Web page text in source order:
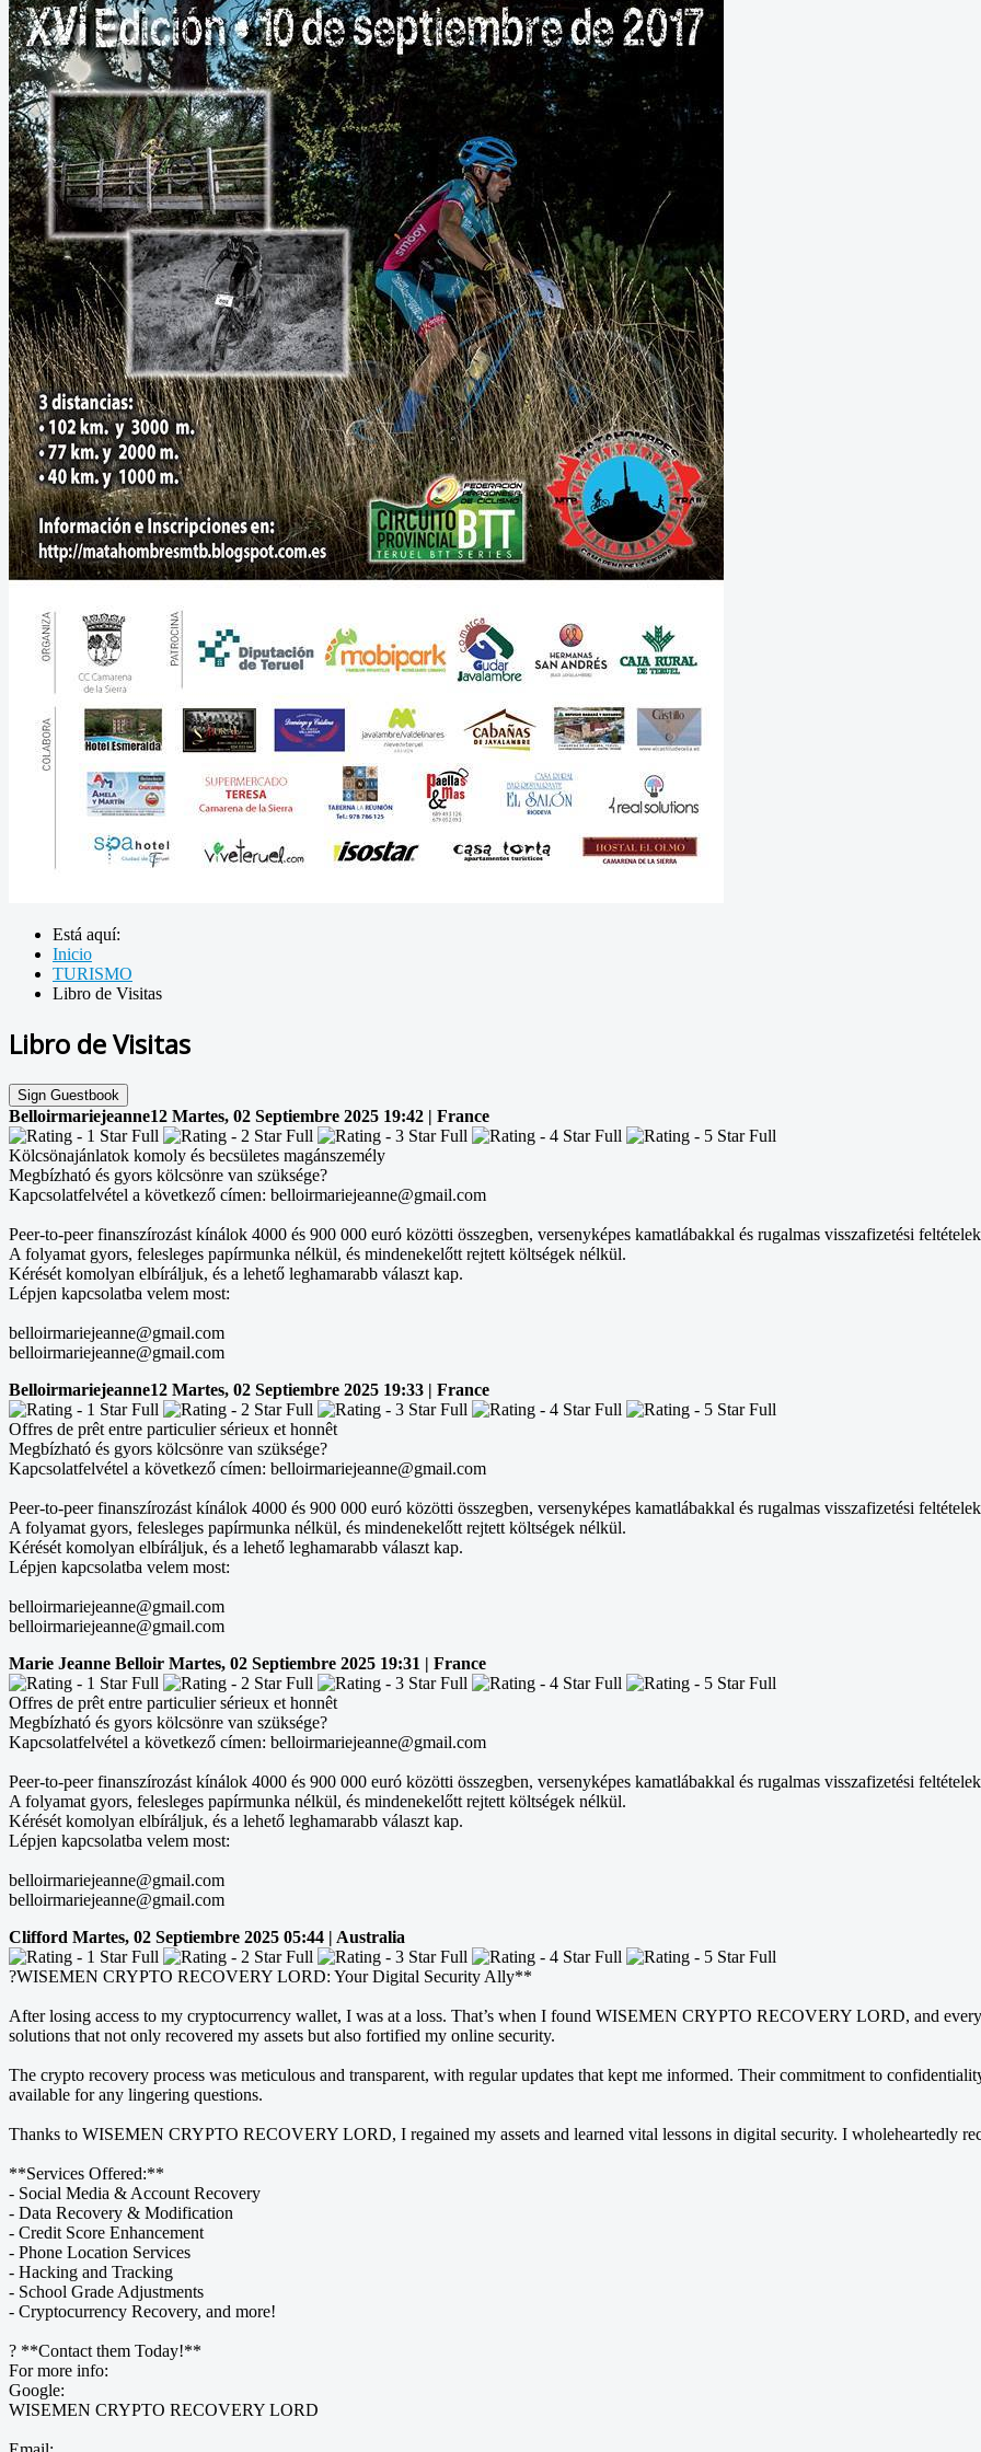
Está aquí:
Inicio
TURISMO
Libro de Visitas
Libro de Visitas
Sign Guestbook
Belloirmariejeanne12 Martes, 02 Septiembre 2025 19:42 | France
Kölcsönajánlatok komoly és becsületes magánszemély
Megbízható és gyors kölcsönre van szüksége?
Kapcsolatfelvétel a következő címen: belloirmariejeanne@gmail.com
Peer-to-peer finanszírozást kínálok 4000 és 900 000 euró közötti összegben, versenyképes kamatlábakkal és rugalmas visszafizetési
A folyamat gyors, felesleges papírmunka nélkül, és mindenekelőtt rejtett költségek nélkül.
Kérését komolyan elbíráljuk, és a lehető leghamarabb választ kap.
Lépjen kapcsolatba velem most:
belloirmariejeanne@gmail.com
belloirmariejeanne@gmail.com
Belloirmariejeanne12 Martes, 02 Septiembre 2025 19:33 | France
Offres de prêt entre particulier sérieux et honnêt
Megbízható és gyors kölcsönre van szüksége?
Kapcsolatfelvétel a következő címen: belloirmariejeanne@gmail.com
Peer-to-peer finanszírozást kínálok 4000 és 900 000 euró közötti összegben, versenyképes kamatlábakkal és rugalmas visszafizetési
A folyamat gyors, felesleges papírmunka nélkül, és mindenekelőtt rejtett költségek nélkül.
Kérését komolyan elbíráljuk, és a lehető leghamarabb választ kap.
Lépjen kapcsolatba velem most:
belloirmariejeanne@gmail.com
belloirmariejeanne@gmail.com
Marie Jeanne Belloir Martes, 02 Septiembre 2025 19:31 | France
Offres de prêt entre particulier sérieux et honnêt
Megbízható és gyors kölcsönre van szüksége?
Kapcsolatfelvétel a következő címen: belloirmariejeanne@gmail.com
Peer-to-peer finanszírozást kínálok 4000 és 900 000 euró közötti összegben, versenyképes kamatlábakkal és rugalmas visszafizetési
A folyamat gyors, felesleges papírmunka nélkül, és mindenekelőtt rejtett költségek nélkül.
Kérését komolyan elbíráljuk, és a lehető leghamarabb választ kap.
Lépjen kapcsolatba velem most:
belloirmariejeanne@gmail.com
belloirmariejeanne@gmail.com
Clifford Martes, 02 Septiembre 2025 05:44 | Australia
?WISEMEN CRYPTO RECOVERY LORD: Your Digital Security Ally**
After losing access to my cryptocurrency wallet, I was at a loss. That’s when I found WISEMEN CRYPTO RECOVERY LORD, and
solutions that not only recovered my assets but also fortified my online security.
The crypto recovery process was meticulous and transparent, with regular updates that kept me informed. Their commitment to
available for any lingering questions.
Thanks to WISEMEN CRYPTO RECOVERY LORD, I regained my assets and learned vital lessons in digital security. I wholeheartedly
**Services Offered:**
- Social Media & Account Recovery
- Data Recovery & Modification
- Credit Score Enhancement
- Phone Location Services
- Hacking and Tracking
- School Grade Adjustments
- Cryptocurrency Recovery, and more!
? **Contact them Today!**
For more info:
Google:
WISEMEN CRYPTO RECOVERY LORD